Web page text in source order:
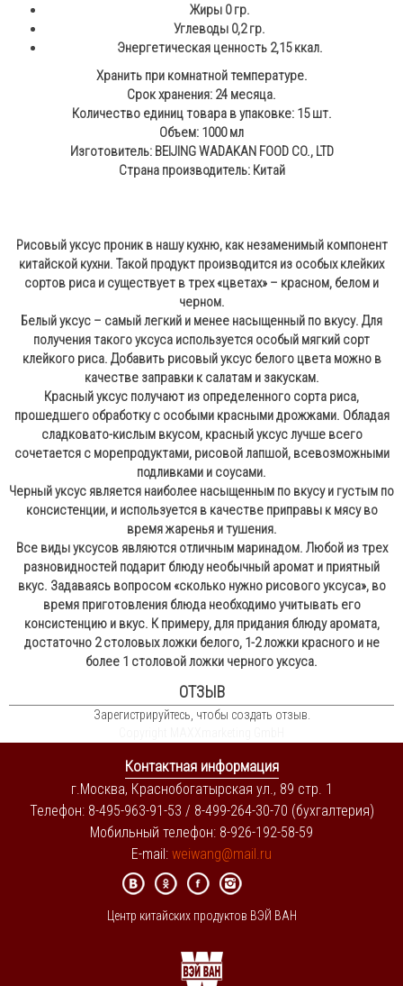
Жиры 0 гр.
Углеводы 0,2 гр.
Энергетическая ценность 2,15 ккал.
Хранить при комнатной температуре.
Срок хранения: 24 месяца.
Количество единиц товара в упаковке: 15 шт.
Объем: 1000 мл
Изготовитель: BEIJING WADAKAN FOOD CO., LTD
Страна производитель: Китай
Рисовый уксус проник в нашу кухню, как незаменимый компонент
китайской кухни. Такой продукт производится из особых клейких
сортов риса и существует в трех «цветах» – красном, белом и
черном.
Белый уксус – самый легкий и менее насыщенный по вкусу. Для
получения такого уксуса используется особый мягкий сорт
клейкого риса. Добавить рисовый уксус белого цвета можно в
качестве заправки к салатам и закускам.
Красный уксус получают из определенного сорта риса,
прошедшего обработку с особыми красными дрожжами. Обладая
сладковато-кислым вкусом, красный уксус лучше всего
сочетается с морепродуктами, рисовой лапшой, всевозможными
подливками и соусами.
Черный уксус является наиболее насыщенным по вкусу и густым по
консистенции, и используется в качестве приправы к мясу во
время жаренья и тушения.
Все виды уксусов являются отличным маринадом. Любой из трех
разновидностей подарит блюду необычный аромат и приятный
вкус. Задаваясь вопросом «сколько нужно рисового уксуса», во
время приготовления блюда необходимо учитывать его
консистенцию и вкус. К примеру, для придания блюду аромата,
достаточно 2 столовых ложки белого, 1-2 ложки красного и не
более 1 столовой ложки черного уксуса.
ОТЗЫВ
Зарегистрируйтесь, чтобы создать отзыв.
Контактная информация
г.Москва, Краснобогатырская ул., 89 стр. 1
Телефон: 8-495-963-91-53 / 8-499-264-30-70 (бухгалтерия)
Мобильный телефон: 8-926-192-58-59
E-mail: weiwang@mail.ru
Центр китайских продуктов ВЭЙ ВАН